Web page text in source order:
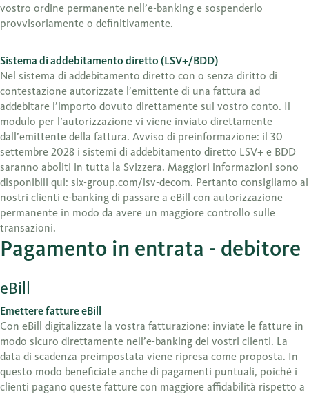
vostro ordine permanente nell’e-banking e sospenderlo
provvisoriamente o definitivamente.
Sistema di addebitamento diretto (LSV+/BDD)
Nel sistema di addebitamento diretto con o senza diritto di
contestazione autorizzate l’emittente di una fattura ad
addebitare l’importo dovuto direttamente sul vostro conto. Il
modulo per l’autorizzazione vi viene inviato direttamente
dall’emittente della fattura. Avviso di preinformazione: il 30
settembre 2028 i sistemi di addebitamento diretto LSV+ e BDD
saranno aboliti in tutta la Svizzera. Maggiori informazioni sono
disponibili qui: six-group.com/lsv-decom. Pertanto consigliamo ai
nostri clienti e-banking di passare a eBill con autorizzazione
permanente in modo da avere un maggiore controllo sulle
transazioni.
Pagamento in entrata - debitore
eBill
Emettere fatture eBill
Con eBill digitalizzate la vostra fatturazione: inviate le fatture in
modo sicuro direttamente nell’e-banking dei vostri clienti. La
data di scadenza preimpostata viene ripresa come proposta. In
questo modo beneficiate anche di pagamenti puntuali, poiché i
clienti pagano queste fatture con maggiore affidabilità rispetto a